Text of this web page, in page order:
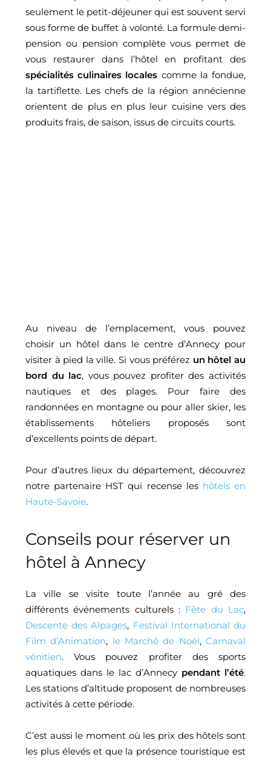
seulement le petit-déjeuner qui est souvent servi
sous forme de buffet à volonté. La formule demi-
pension ou pension complète vous permet de
vous restaurer dans l’hôtel en profitant des
spécialités culinaires locales comme la fondue,
la tartiflette. Les chefs de la région annécienne
orientent de plus en plus leur cuisine vers des
produits frais, de saison, issus de circuits courts.
Au niveau de l’emplacement, vous pouvez
choisir un hôtel dans le centre d’Annecy pour
visiter à pied la ville. Si vous préférez un hôtel au
bord du lac, vous pouvez profiter des activités
nautiques et des plages. Pour faire des
randonnées en montagne ou pour aller skier, les
établissements hôteliers proposés sont
d’excellents points de départ.
Pour d’autres lieux du département, découvrez
notre partenaire HST qui recense les hôtels en
Haute-Savoie.
Conseils pour réserver un
hôtel à Annecy
La ville se visite toute l’année au gré des
différents événements culturels : Fête du Lac,
Descente des Alpages, Festival International du
Film d’Animation, le Marché de Noël,Carnaval
vénitien. Vous pouvez profiter des sports
aquatiques dans le lac d’Annecy pendant l’été.
Les stations d’altitude proposent de nombreuses
activités à cette période.
C’est aussi le moment où les prix des hôtels sont
les plus élevés et que la présence touristique est